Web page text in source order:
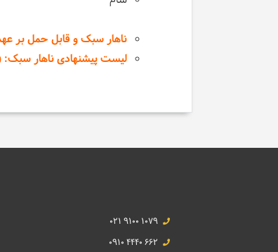
ناهار سبک و قابل حمل بر
لیست پیشنهادی ناهار سبک:
021 9100 1079
0910 4440 662